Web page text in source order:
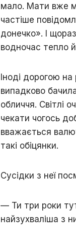
мало. Мати вже
частіше
донечко». І
водночас тепло
Іноді дорогою
випадково
обличчя. Світлі
чекати чогось
вважається
такі обіцянки.
Сусідки з неї
— Ти три роки
найзухваліша з